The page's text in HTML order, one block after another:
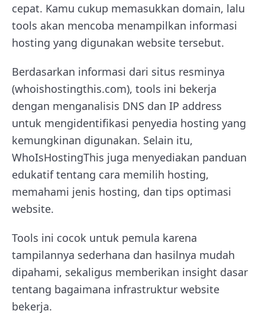
cepat. Kamu cukup memasukkan domain, lalu
tools akan mencoba menampilkan informasi
hosting yang digunakan website tersebut.
Berdasarkan informasi dari situs resminya
(whoishostingthis.com), tools ini bekerja
dengan menganalisis DNS dan IP address
untuk mengidentifikasi penyedia hosting yang
kemungkinan digunakan. Selain itu,
WhoIsHostingThis juga menyediakan panduan
edukatif tentang cara memilih hosting,
memahami jenis hosting, dan tips optimasi
website.
Tools ini cocok untuk pemula karena
tampilannya sederhana dan hasilnya mudah
dipahami, sekaligus memberikan insight dasar
tentang bagaimana infrastruktur website
bekerja.